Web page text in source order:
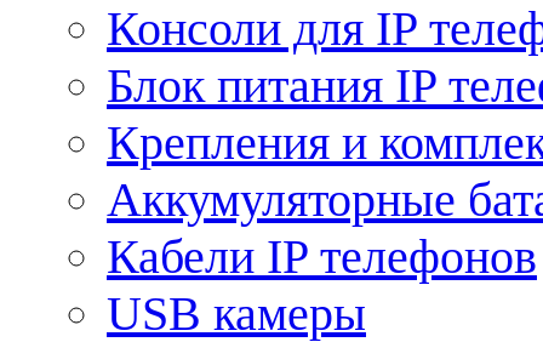
Консоли для IP
Блок питания IP
Крепления и
Аккумуляторные
Кабели IP телефонов
USB камеры